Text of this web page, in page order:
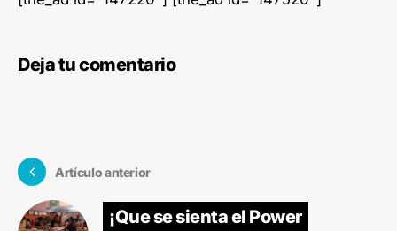
Deja tu comentario
Artículo anterior
¡Que se sienta el Power